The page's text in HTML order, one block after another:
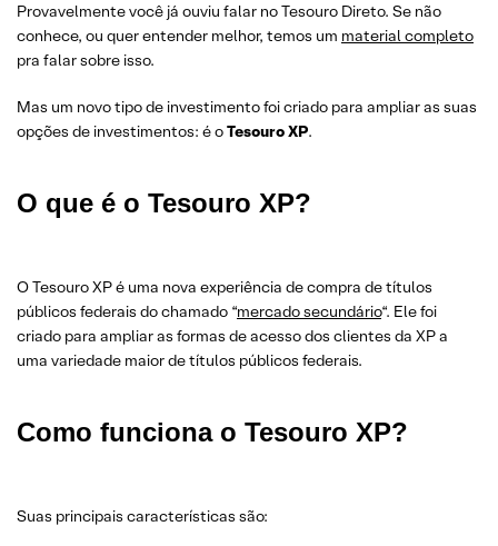
Provavelmente você já ouviu falar no Tesouro Direto. Se não
conhece, ou quer entender melhor, temos um material completo
pra falar sobre isso.
Mas um novo tipo de investimento foi criado para ampliar as suas
opções de investimentos: é oTesouro XP.
O que é o Tesouro XP?
O Tesouro XP é uma nova experiência de compra de títulos
públicos federais do chamado “mercado secundário“. Ele foi
criado para ampliar as formas de acesso dos clientes da XP a
uma variedade maior de títulos públicos federais.
Como funciona o Tesouro XP?
Suas principais características são: